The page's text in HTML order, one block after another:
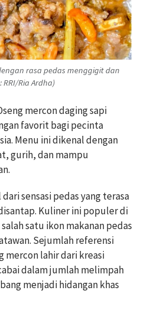
rasa pedas menggigit dan
Ria Ardha)
mercon daging sapi
favorit bagi pecinta
Menu ini dikenal dengan
gurih, dan mampu
sensasi pedas yang terasa
Kuliner ini populer di
satu ikon makanan pedas
Sejumlah referensi
mercon lahir dari kreasi
dalam jumlah melimpah
menjadi hidangan khas